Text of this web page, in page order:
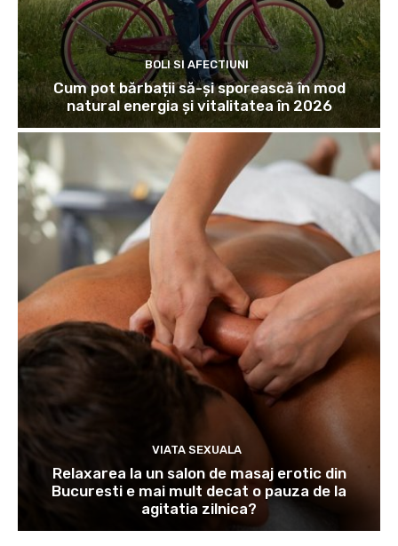
BOLI SI AFECTIUNI
Cum pot bărbații să-și sporească în mod
natural energia și vitalitatea în 2026
VIATA SEXUALA
Relaxarea la un salon de masaj erotic din
Bucuresti e mai mult decat o pauza de la
agitatia zilnica?